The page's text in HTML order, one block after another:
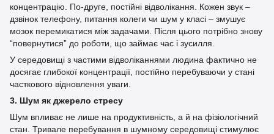
концентрацію. По-друге, постійні відволікання. Кожен звук –
дзвінок телефону, питання колеги чи шум у класі – змушує
мозок перемикатися між задачами. Після цього потрібно знову
“повернутися” до роботи, що займає час і зусилля.
У середовищі з частими відволіканнями людина фактично не
досягає глибокої концентрації, постійно перебуваючи у стані
часткового відновлення уваги.
3. Шум як джерело стресу
Шум впливає не лише на продуктивність, а й на фізіологічний
стан. Тривале перебування в шумному середовищі стимулює